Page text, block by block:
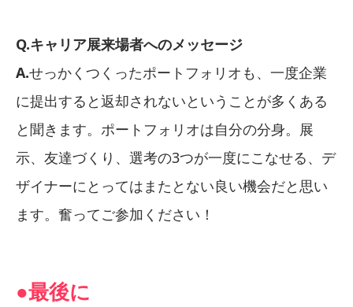
Q.キャリア展来場者へのメッセージ
A.せっかくつくったポートフォリオも、一度企業
に提出すると返却されないということが多くある
と聞きます。ポートフォリオは自分の分身。展
示、友達づくり、選考の3つが一度にこなせる、デ
ザイナーにとってはまたとない良い機会だと思い
ます。奮ってご参加ください！
●最後に